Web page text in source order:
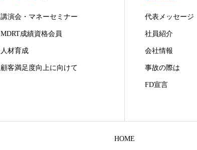
講演会・マネーセミナー
MDRT成績資格会員
人材育成
顧客満足度向上に向けて
代表メッセージ
社員紹介
会社情報
事故の際は
FD宣言
HOME